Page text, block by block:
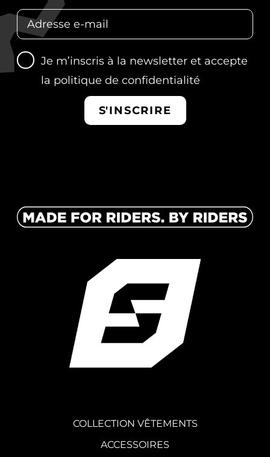
Je m’inscris à la newsletter et accepte
la politique de confidentialité
S'INSCRIRE
COLLECTION VÊTEMENTS
ACCESSOIRES